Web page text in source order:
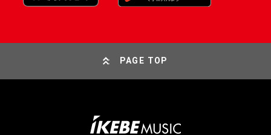
PAGE TOP